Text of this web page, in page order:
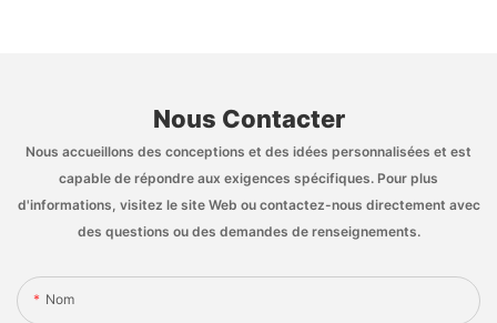
Nous Contacter
Nous accueillons des conceptions et des idées personnalisées et est
capable de répondre aux exigences spécifiques. Pour plus
d'informations, visitez le site Web ou contactez-nous directement avec
des questions ou des demandes de renseignements.
Nom